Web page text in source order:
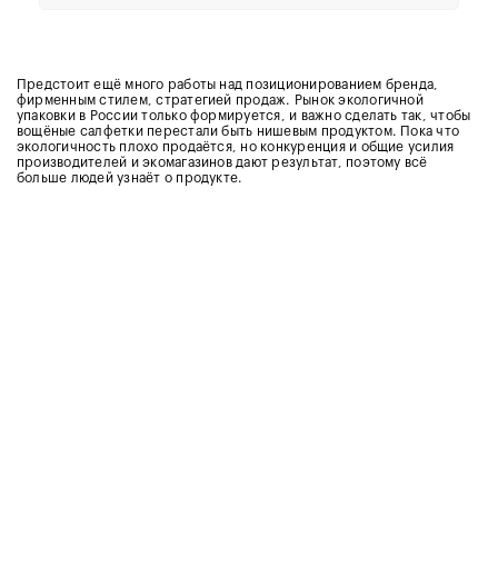
Предстоит ещё много работы над позиционированием бренда,
фирменным стилем, стратегией продаж. Рынок экологичной
упаковки в России только формируется, и важно сделать так, чтобы
вощёные салфетки перестали быть нишевым продуктом. Пока что
экологичность плохо продаётся, но конкуренция и общие усилия
производителей и экомагазинов дают результат, поэтому всё
больше людей узнаёт о продукте.